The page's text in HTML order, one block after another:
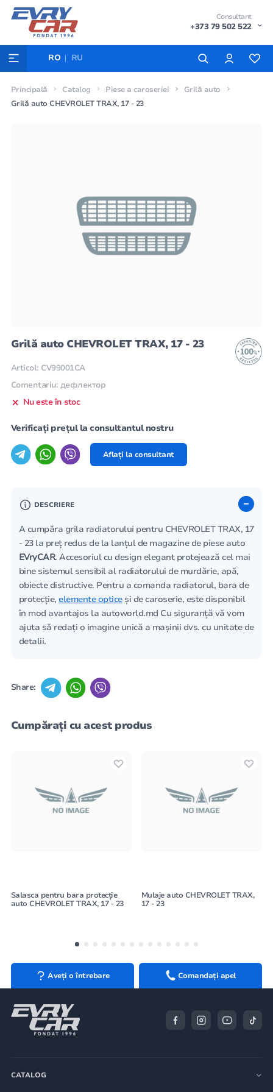
Consultant
+373 79 502 522
RO RU
Principală Catalog Piese a caroseriei
Grilă auto
Grilă auto CHEVROLET TRAX, 17 - 23
Grilă auto CHEVROLET TRAX, 17 - 23
Articol: CV99001CA
Comentariu: дефлектор
Nu este în stoc
Verificați prețul la consultantul nostru
Aflați la consultant
DESCRIERE
A cumpăra grila radiatorului pentru CHEVROLET TRAX, 17
- 23 la preț redus de la lanțul de magazine de piese auto
EVryCAR. Accesoriul cu design elegant protejează cel mai
bine sistemul sensibil al radiatorului de murdărie, apă,
obiecte distructive. Pentru a comanda radiatorul, bara de
protecție, elemente opticeși de caroserie, este disponibil
în mod avantajos la autoworld.md Cu siguranță vă vom
ajuta să redați o imagine unică a mașinii dvs. cu unitate de
detalii.
Share:
Cumpărați cu acest produs
Salasca pentru bara protecție
auto CHEVROLET TRAX, 17 - 23
Mulaje auto CHEVROLET TRAX,
17 - 23
Aveți o întrebare Comandați apel
CATALOG